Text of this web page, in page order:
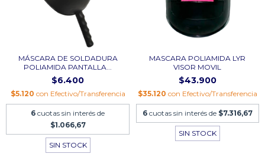
MÁSCARA DE SOLDADURA
POLIAMIDA PANTALLA...
$6.400
$5.120 con Efectivo/Transferencia
6 cuotas sin interés de
$1.066,67
SIN STOCK
MASCARA POLIAMIDA LYR
VISOR MOVIL
$43.900
$35.120 con Efectivo/Transferencia
6 cuotas sin interés de $7.316,67
SIN STOCK